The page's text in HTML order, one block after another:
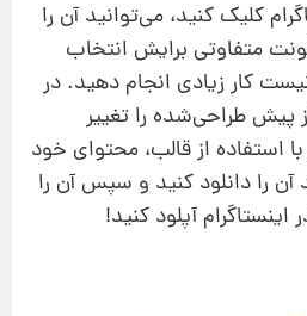
کلیک کنید، می‌توانید آن را
متفاوتی برایش انتخاب
کار زیادی انجام دهید. در
پیش طراحی‌شده را تغییر
استفاده از قالب، محتوای خود
آن را دانلود کنید و سپس آن را
آپلود کنید!